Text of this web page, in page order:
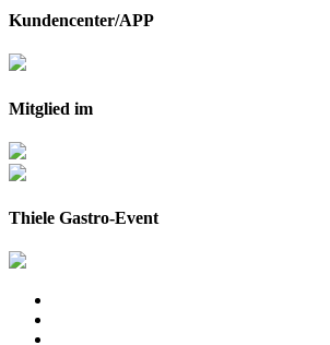
Kundencenter/APP
Mitglied im
Thiele Gastro-Event